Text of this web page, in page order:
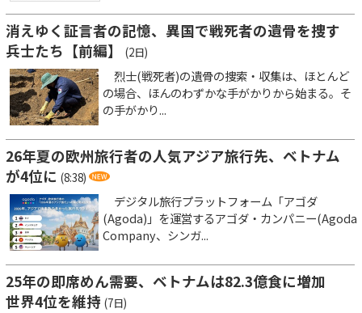
消えゆく証言者の記憶、異国で戦死者の遺骨を捜す
兵士たち【前編】
(2日)
烈士(戦死者)の遺骨の捜索・収集は、ほとんど
の場合、ほんのわずかな手がかりから始まる。そ
の手がかり...
26年夏の欧州旅行者の人気アジア旅行先、ベトナム
が4位に (8:38)
デジタル旅行プラットフォーム「アゴダ
(Agoda)」を運営するアゴダ・カンパニー(Agoda
Company、シンガ...
25年の即席めん需要、ベトナムは82.3億食に増加
世界4位を維持 (7日)